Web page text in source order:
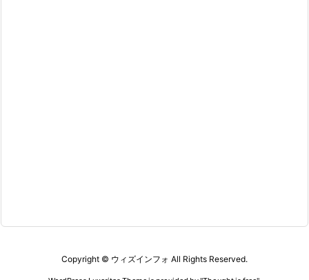
Copyright © ウィズインフォ All Rights Reserved.